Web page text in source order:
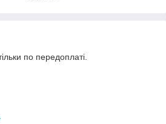
по передоплаті.